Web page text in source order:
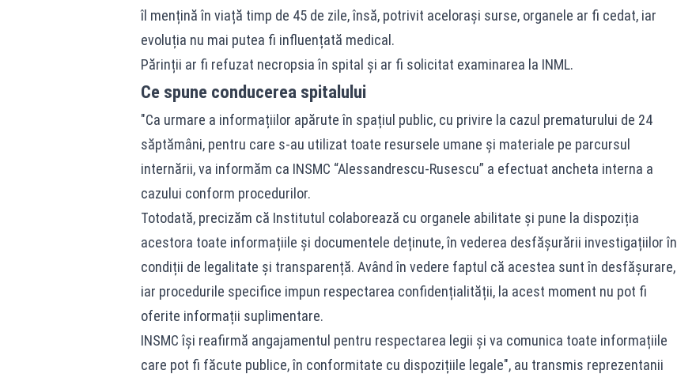
îl mențină în viață timp de 45 de zile, însă, potrivit acelorași surse, organele ar fi cedat, iar
evoluția nu mai putea fi influențată medical.
Părinții ar fi refuzat necropsia în spital și ar fi solicitat examinarea la INML.
Ce spune conducerea spitalului
"Ca urmare a informațiilor apărute în spațiul public, cu privire la cazul prematurului de 24
săptămâni, pentru care s-au utilizat toate resursele umane și materiale pe parcursul
internării, va informăm ca INSMC “Alessandrescu-Rusescu” a efectuat ancheta interna a
cazului conform procedurilor.
Totodată, precizăm că Institutul colaborează cu organele abilitate și pune la dispoziția
acestora toate informațiile și documentele deținute, în vederea desfășurării investigațiilor în
condiții de legalitate și transparență. Având în vedere faptul că acestea sunt în desfășurare,
iar procedurile specifice impun respectarea confidențialității, la acest moment nu pot fi
oferite informații suplimentare.
INSMC își reafirmă angajamentul pentru respectarea legii și va comunica toate informațiile
care pot fi făcute publice, în conformitate cu dispozițiile legale", au transmis reprezentanii